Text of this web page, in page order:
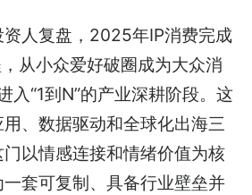
人复盘，2025年IP消费完成
从小众爱好破圈成为大众消
入“1到N”的产业深耕阶段。这
、数据驱动和全球化出海三
以情感连接和情绪价值为核
套可复制、具备行业壁垒并